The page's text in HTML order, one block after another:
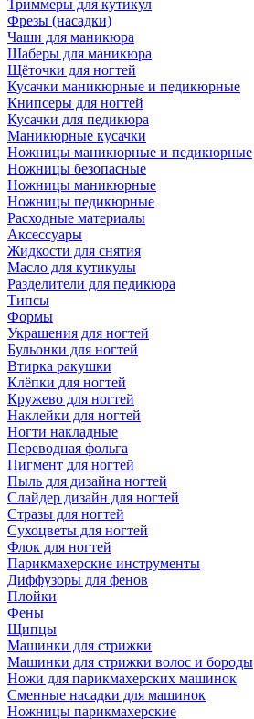
Триммеры для кутикул
Фрезы (насадки)
Чаши для маникюра
Шаберы для маникюра
Щёточки для ногтей
Кусачки маникюрные и педикюрные
Книпсеры для ногтей
Кусачки для педикюра
Маникюрные кусачки
Ножницы маникюрные и педикюрные
Ножницы безопасные
Ножницы маникюрные
Ножницы педикюрные
Расходные материалы
Аксессуары
Жидкости для снятия
Масло для кутикулы
Разделители для педикюра
Типсы
Формы
Украшения для ногтей
Бульонки для ногтей
Втирка ракушки
Клёпки для ногтей
Кружево для ногтей
Наклейки для ногтей
Ногти накладные
Переводная фольга
Пигмент для ногтей
Пыль для дизайна ногтей
Слайдер дизайн для ногтей
Стразы для ногтей
Сухоцветы для ногтей
Флок для ногтей
Парикмахерские инструменты
Диффузоры для фенов
Плойки
Фены
Щипцы
Машинки для стрижки
Машинки для стрижки волос и бороды
Ножи для парикмахерских машинок
Сменные насадки для машинок
Ножницы парикмахерские